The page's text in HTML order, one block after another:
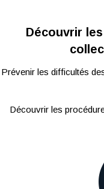
Découvrir
Prévenir les difficultés
Découvrir les